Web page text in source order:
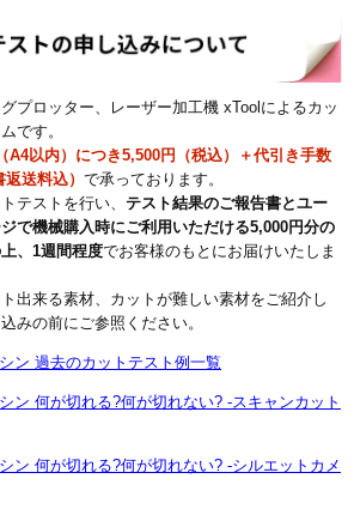
プロッター、レーザー加工機 xToolによるカッ
です。
A4以内）につき5,500円（税込）＋代引き手数
送料込） で承っております。
テストを行い、 テスト結果のご報告書とユー
で機械購入時にご利用いただける5,000円分の
、1週間程度でお客様のもとにお届けいたしま
出来る素材、カットが難しい素材をご紹介し
みの前にご参照ください。
ン 過去のカットテスト例一覧
ン 何が切れる?何が切れない? -スキャンカット
ン 何が切れる?何が切れない? -シルエットカメ